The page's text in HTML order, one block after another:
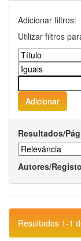
Adicionar filtros:
Utilizar filtros
Resultados/
Autores/Registo
Resultados 1-1